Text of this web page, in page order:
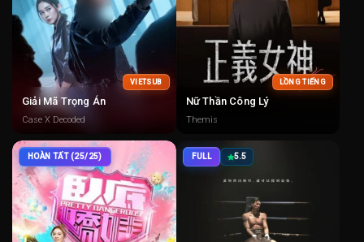
VIETSUB
Giải Mã Trọng Án
Case X Decoded
LỒNG TIẾNG
Nữ Thần Công Lý
Themis
HOÀN TẤT (25/25) FULL 5.5